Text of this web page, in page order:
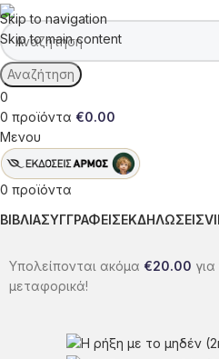
Skip to navigation
Skip to main content
Αναζήτηση
0
0 προϊόντα €0.00
Μενου
0 προϊόντα
ΒΙΒΛΙΑΣΥΓΓΡΑΦΕΙΣΕΚΔΗΛΩΣΕΙΣ
Υπολείπονται ακόμα €20.00
μεταφορικά!